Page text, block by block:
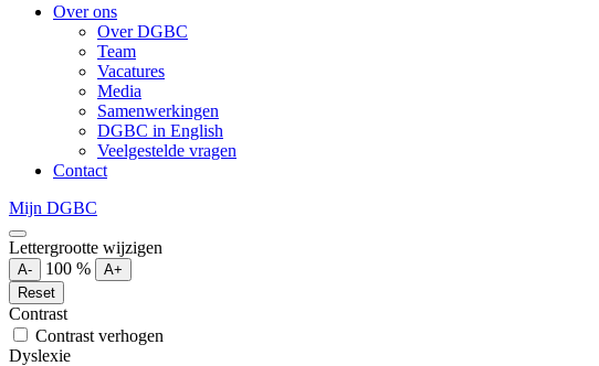
Over ons
Over DGBC
Team
Vacatures
Media
Samenwerkingen
DGBC in English
Veelgestelde vragen
Contact
Mijn DGBC
Lettergrootte wijzigen
A- 100 %
A+
Reset
Contrast
Contrast verhogen
Dyslexie